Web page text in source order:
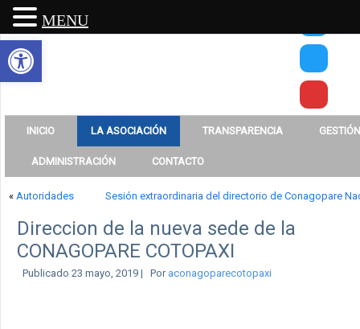
INICIO LA ASOCIACIÓN TRANSPARENCIA
ADMINISTRACIÓN CONTACTO
« Autoridades Sesión extraordinaria del directorio de Conagopare
Direccion de la nueva sede de la
CONAGOPARE COTOPAXI
Publicado 23 mayo, 2019 | Por aconagoparecotopaxi
MENU
Abrir barra de herramientas